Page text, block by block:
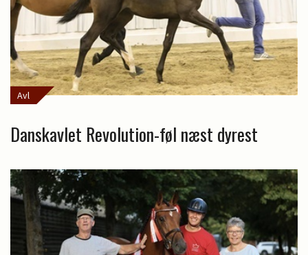
Avl
Danskavlet Revolution-føl næst dyrest